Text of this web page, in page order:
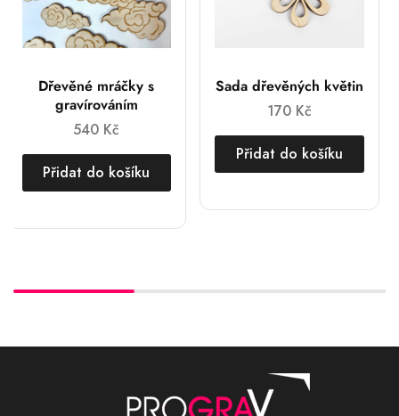
Dřevěné mráčky s
gravírováním
540 Kč
Přidat do košíku
Sada dřevěných květin
170 Kč
Přidat do košíku